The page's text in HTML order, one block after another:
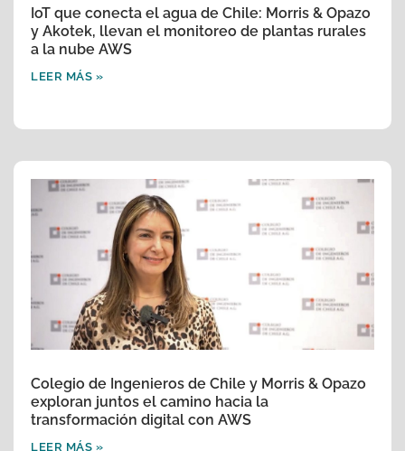
IoT que conecta el agua de Chile: Morris & Opazo
y Akotek, llevan el monitoreo de plantas rurales
a la nube AWS
LEER MÁS »
Colegio de Ingenieros de Chile y Morris & Opazo
exploran juntos el camino hacia la
transformación digital con AWS
LEER MÁS »